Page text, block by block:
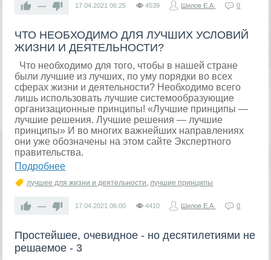
— 17.04.2021 06:25 4539 Шилов Е.А. 0
ЧТО НЕОБХОДИМО ДЛЯ ЛУЧШИХ УСЛОВИЙ
ЖИЗНИ И ДЕЯТЕЛЬНОСТИ?
Что необходимо для того, чтобы в нашей стране
были лучшие из лучших, по уму порядки во всех
сферах жизни и деятельности? Необходимо всего
лишь использовать лучшие системообразующие
организационные принципы! «Лучшие принципы —
лучшие решения. Лучшие решения — лучшие
принципы» И во многих важнейших направлениях
они уже обозначены на этом сайте Экспертного
правительства.
Подробнее
лучшее для жизни и деятельности,лучшие принципы
— 17.04.2021 06:00 4410 Шилов Е.А. 0
Простейшее, очевидное - но десятилетиями не
решаемое - 3